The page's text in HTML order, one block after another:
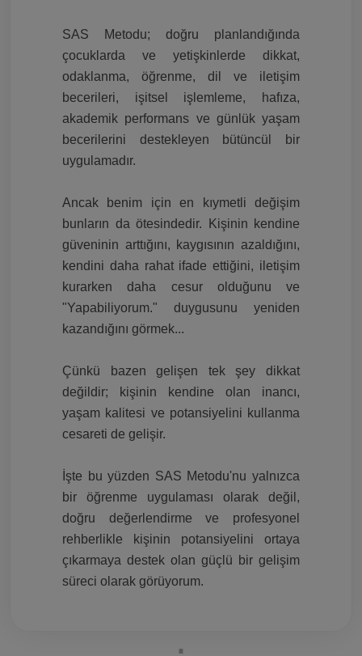
SAS Metodu; doğru planlandığında
çocuklarda ve yetişkinlerde dikkat,
odaklanma, öğrenme, dil ve iletişim
becerileri, işitsel işlemleme, hafıza,
akademik performans ve günlük yaşam
becerilerini destekleyen bütüncül bir
uygulamadır.
Ancak benim için en kıymetli değişim
bunların da ötesindedir. Kişinin kendine
güveninin arttığını, kaygısının azaldığını,
kendini daha rahat ifade ettiğini, iletişim
kurarken daha cesur olduğunu ve
"Yapabiliyorum." duygusunu yeniden
kazandığını görmek...
Çünkü bazen gelişen tek şey dikkat
değildir; kişinin kendine olan inancı,
yaşam kalitesi ve potansiyelini kullanma
cesareti de gelişir.
İşte bu yüzden SAS Metodu'nu yalnızca
bir öğrenme uygulaması olarak değil,
doğru değerlendirme ve profesyonel
rehberlikle kişinin potansiyelini ortaya
çıkarmaya destek olan güçlü bir gelişim
süreci olarak görüyorum.